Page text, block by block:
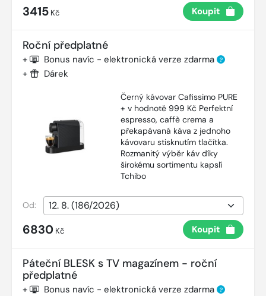
3415 Kč Koupit
Roční předplatné
+ Bonus navíc - elektronická verze zdarma ?
+ Dárek
Černý kávovar Cafissimo PURE
+ v hodnotě 999 Kč Perfektní
espresso, caffè crema a
překapávaná káva z jednoho
kávovaru stisknutím tlačítka.
Rozmanitý výběr káv díky
širokému sortimentu kapslí
Tchibo
Od:
6830 Kč Koupit
Páteční BLESK s TV magazínem - roční
předplatné
+ Bonus navíc - elektronická verze zdarma ?